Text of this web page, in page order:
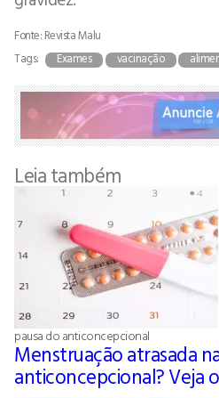
Fonte: Revista Malu
Tags:
Exames vacinação
Leia também
pausa do anticoncepcional
Menstruação atrasada
anticoncepcional? Veja